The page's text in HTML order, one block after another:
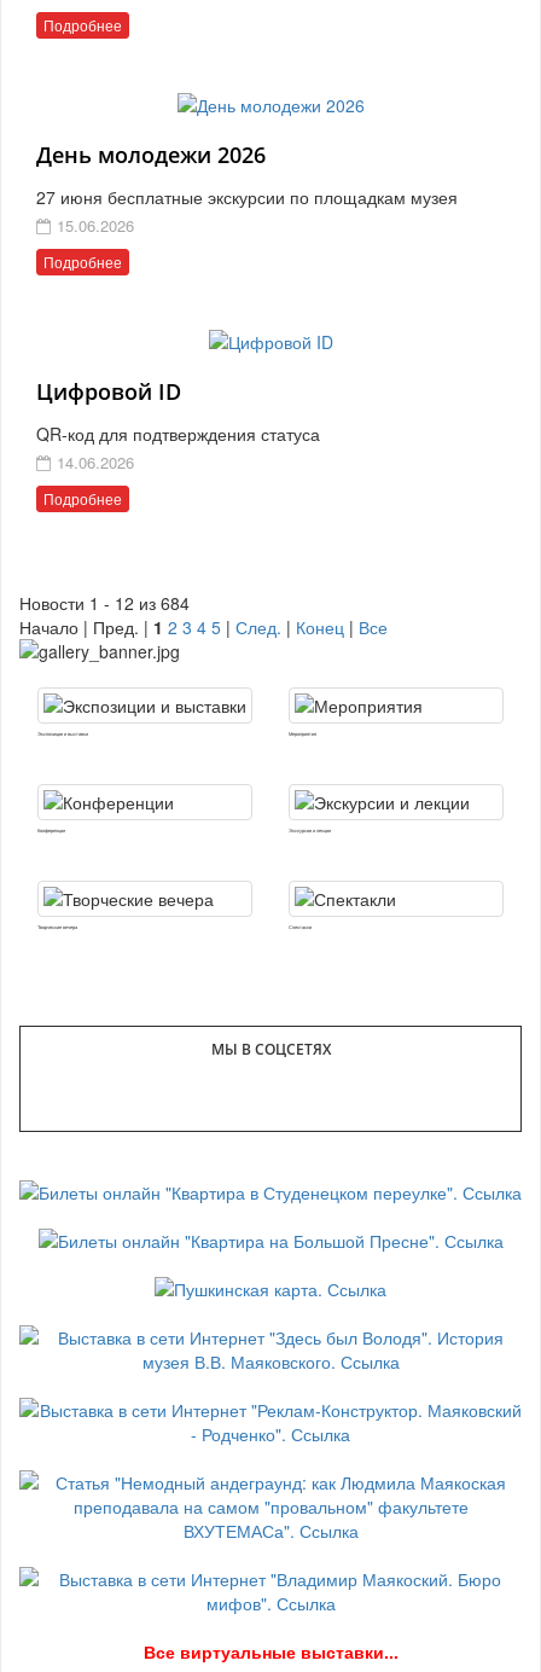
Подробнее
День молодежи 2026
27 июня бесплатные экскурсии по площадкам музея
15.06.2026
Подробнее
Цифровой ID
QR-код для подтверждения статуса
14.06.2026
Подробнее
Новости 1 - 12 из 684
Начало | Пред. | 1 2 3 4 5 | След. | Конец | Все
Экспозиции и выставки Мероприятия
Конференции Экскурсии и лекции
Творческие вечера Спектакли
МЫ В СОЦСЕТЯХ
Все виртуальные выставки...